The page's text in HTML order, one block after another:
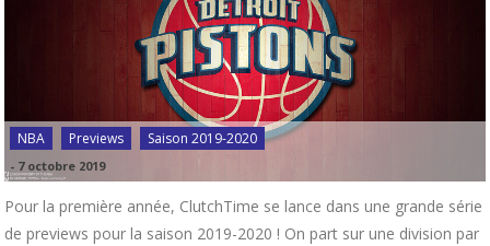
NBA Previews Saison 2019-2020
- 7 octobre 2019
Pour la première année, ClutchTime se lance dans une grande série
de previews pour la saison 2019-2020 ! On part sur une division par